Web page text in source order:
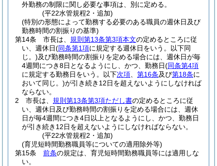
外勤務の制限に関し必要な事項は、別に定める。
(平22水管規程2・追加)
(特別の形態によって勤務する必要のある職員の週休日及び
勤務時間の割振りの基準)
第14条
市長は、 規則第13条第3項本文の定めるところに従
い、週休日(同条第1項に規定する週休日をいう。以下同
じ。)及び勤務時間の割振りを定める場合には、週休日が毎
4週間につき8日となるようにし、かつ、勤務日(同条第4項
に規定する勤務日をいう。以下次項 第16条及び第18条に
おいて同じ。)が引き続き12日を超えないようにしなければ
ならない。
2
市長は、 規則第13条第3項ただし書の定めるところに従
い、週休日及び勤務時間の割振りを定める場合には、週休
日が毎4週間につき4日以上となるようにし、かつ、勤務日
が引き続き12日を超えないようにしなければならない。
(平22水管規程2・追加)
(育児短時間勤務職員等についての適用除外等)
第15条
前条の規定は、育児短時間勤務職員等には適用しな
い。